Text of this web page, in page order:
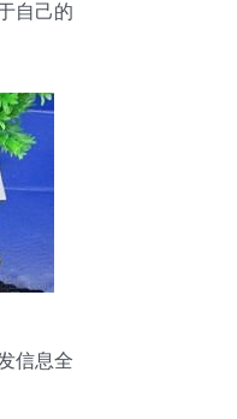
自己的
信息全